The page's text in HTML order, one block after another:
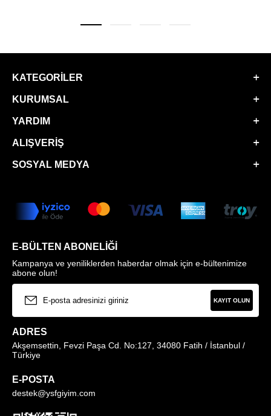
KATEGORILER
KURUMSAL
YARDIM
ALIŞVERIŞ
SOSYAL MEDYA
E-BÜLTEN ABONELIĞI
Kampanya ve yeniliklerden haberdar olmak için e-bültenimize
abone olun!
KAYIT OLUN
ADRES
Akşemsettin, Fevzi Paşa Cd. No:127, 34080 Fatih / İstanbul /
Türkiye
E-POSTA
destek@ysfgiyim.com